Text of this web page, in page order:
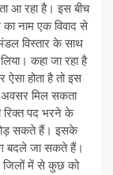
आ रहा है। इस बीच
नाम एक विवाद से
विस्तार के साथ
कहा जा रहा है
होता है तो इस
मिल सकता
रिक्त पद भरने के
सकते हैं। इसके
बदले जा सकते हैं।
जिलों में से कुछ को